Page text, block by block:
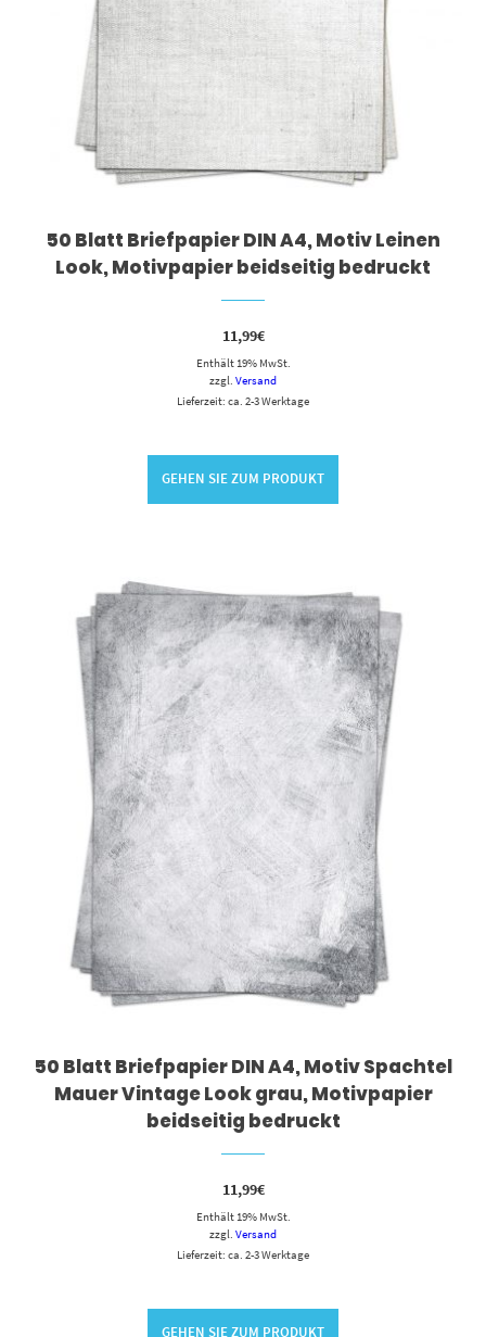
50 Blatt Briefpapier DIN A4, Motiv Leinen
Look, Motivpapier beidseitig bedruckt
11,99€
Enthält 19% MwSt.
zzgl. Versand
Lieferzeit: ca. 2-3 Werktage
GEHEN SIE ZUM PRODUKT
50 Blatt Briefpapier DIN A4, Motiv Spachtel
Mauer Vintage Look grau, Motivpapier
beidseitig bedruckt
11,99€
Enthält 19% MwSt.
zzgl. Versand
Lieferzeit: ca. 2-3 Werktage
GEHEN SIE ZUM PRODUKT